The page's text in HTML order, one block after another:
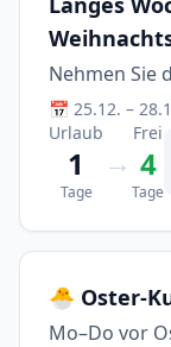
Nehmen Sie
📅 25.12. –
Urlaub
1
Tage
→
Frei
4
Tage
🐣 Oster-
Mo–Do vor